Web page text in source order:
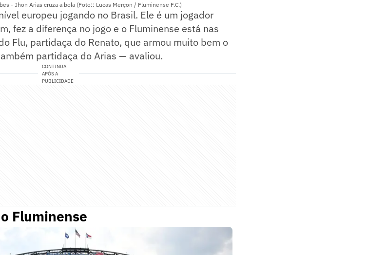
- Jhon Arias cruza a bola (Foto:: Lucas Merçon / Fluminense F.C.)
europeu jogando no Brasil. Ele é um jogador
fez a diferença no jogo e o Fluminense está nas
Flu, partidaça do Renato, que armou muito bem o
partidaça do Arias — avaliou.
CONTINUA
APÓS A
PUBLICIDADE
Fluminense